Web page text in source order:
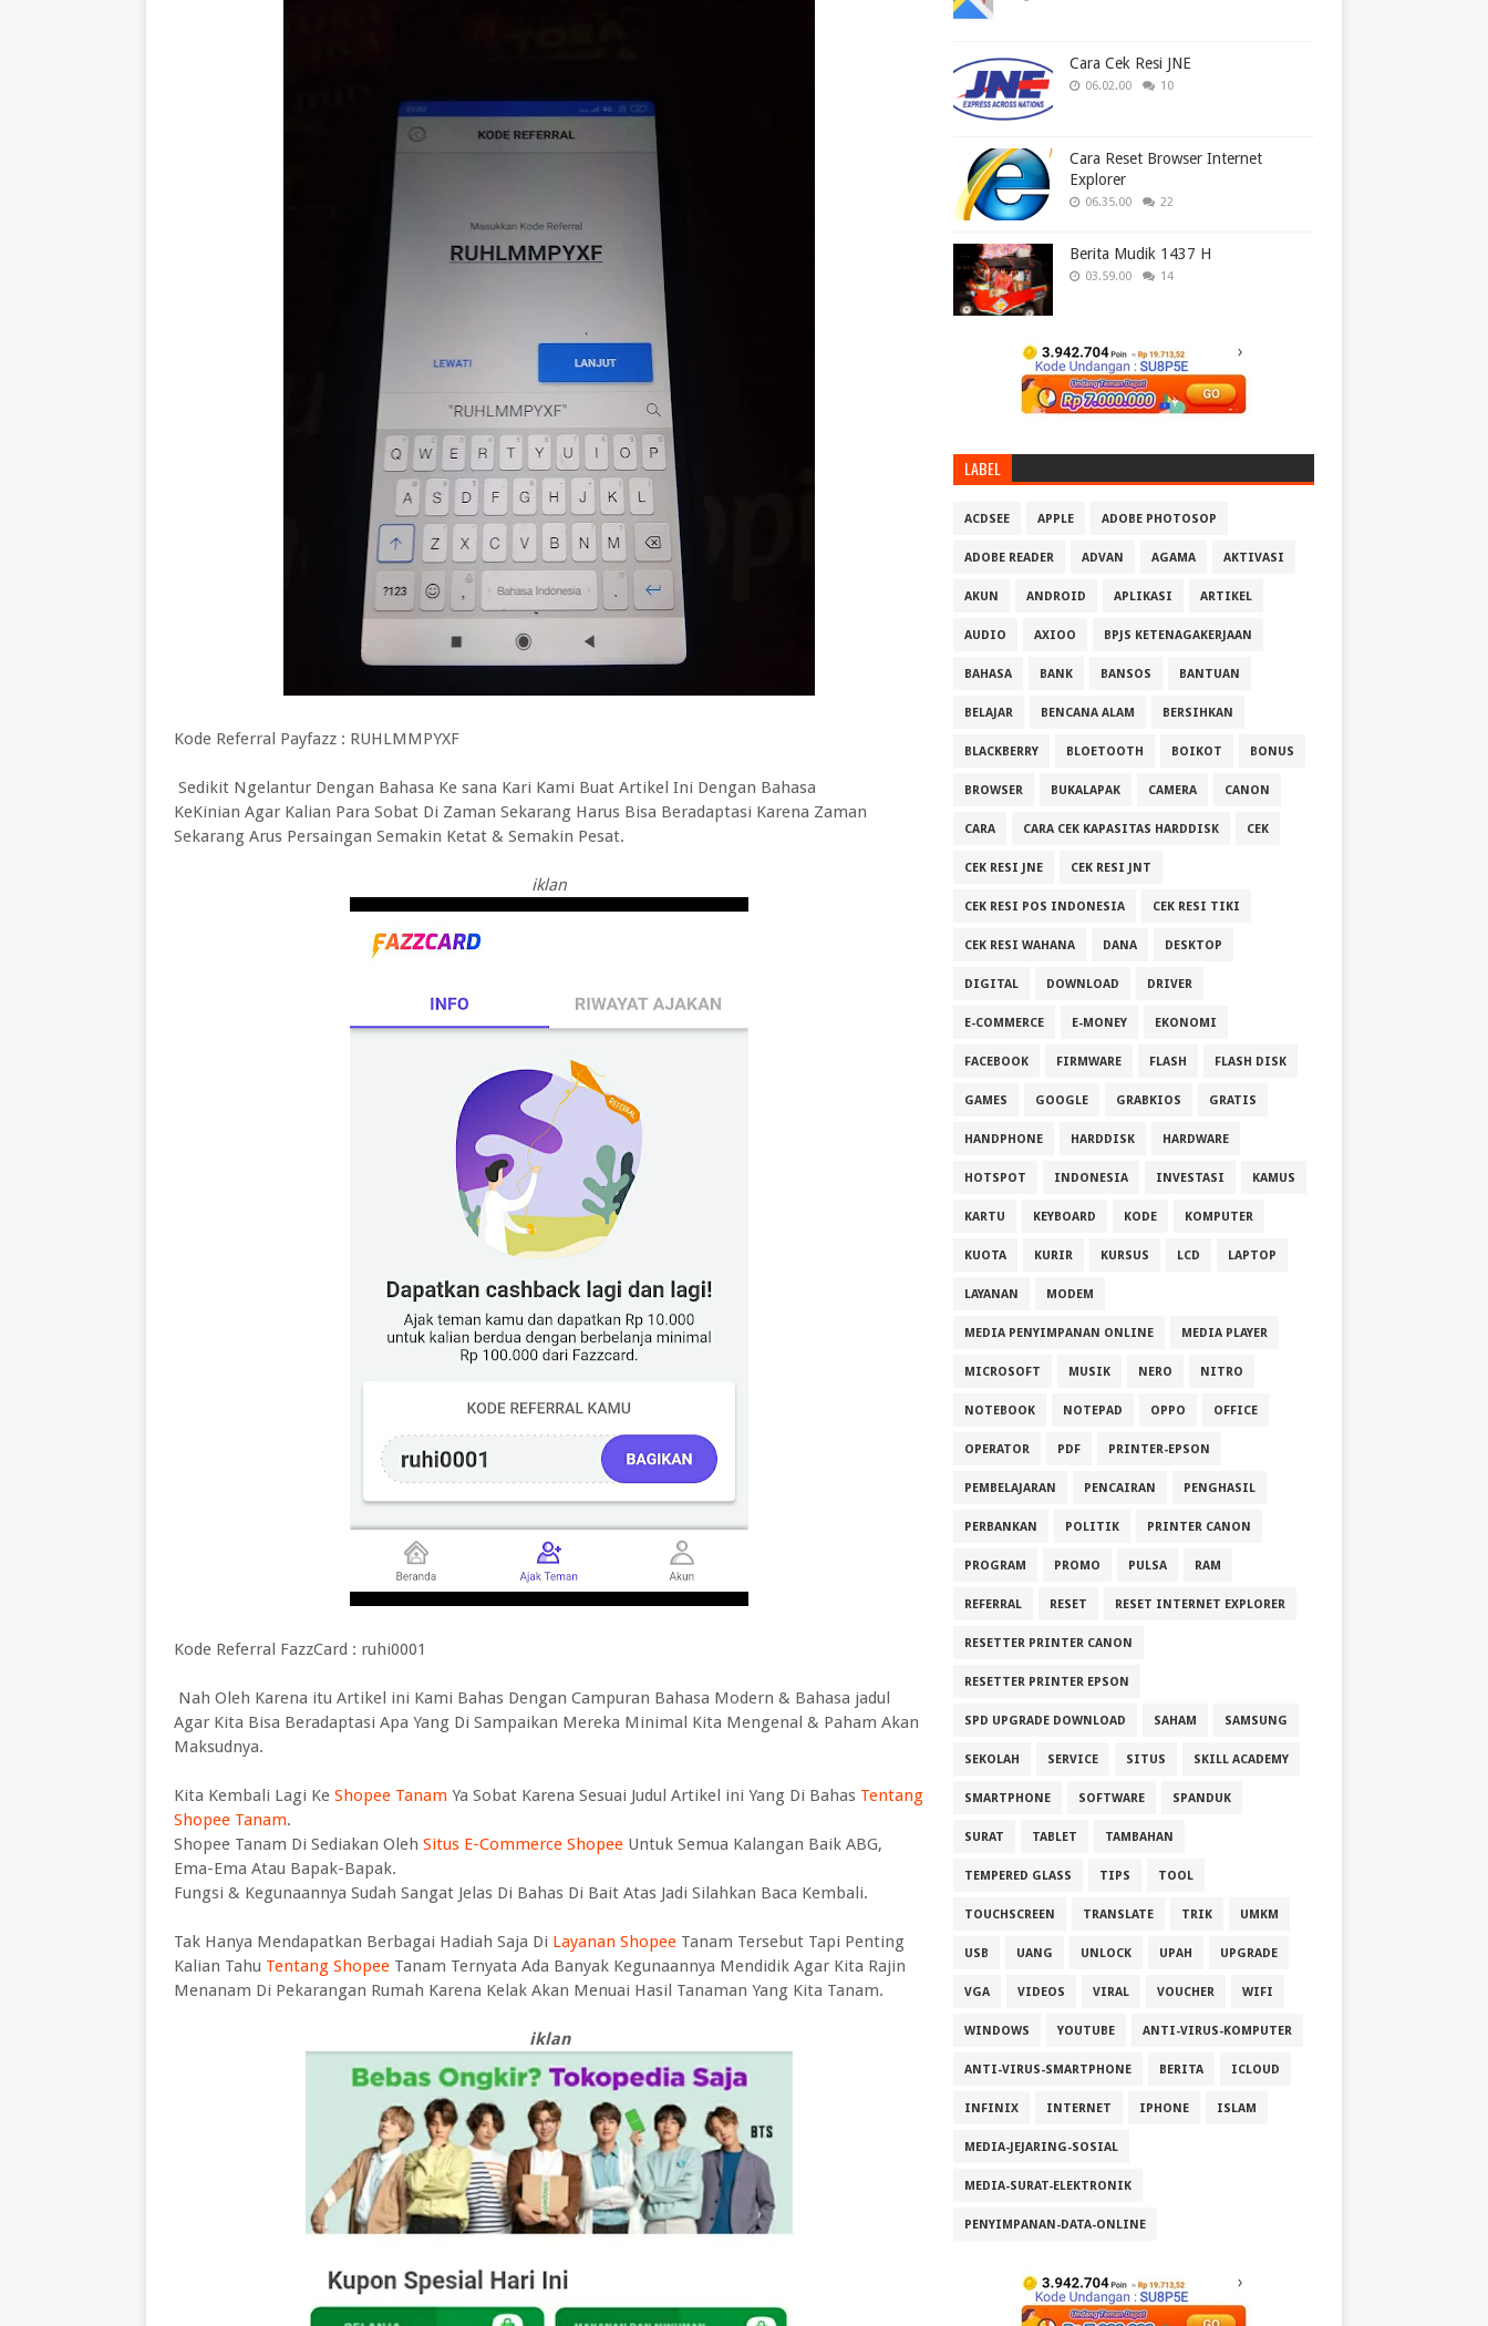
Kode Referral Payfazz : RUHLMMPYXF
Sedikit Ngelantur Dengan Bahasa Ke sana Kari Kami Buat Artikel Ini Dengan Bahasa
KeKinian Agar Kalian Para Sobat Di Zaman Sekarang Harus Bisa Beradaptasi Karena Zaman
Sekarang Arus Persaingan Semakin Ketat & Semakin Pesat.
iklan
Kode Referral FazzCard : ruhi0001
Nah Oleh Karena itu Artikel ini Kami Bahas Dengan Campuran Bahasa Modern & Bahasa jadul
Agar Kita Bisa Beradaptasi Apa Yang Di Sampaikan Mereka Minimal Kita Mengenal & Paham Akan
Maksudnya.
Kita Kembali Lagi Ke Shopee Tanam Ya Sobat Karena Sesuai Judul Artikel ini Yang Di Bahas Tentang
Shopee Tanam.
Shopee Tanam Di Sediakan Oleh Situs E-Commerce Shopee Untuk Semua Kalangan Baik ABG,
Ema-Ema Atau Bapak-Bapak.
Fungsi & Kegunaannya Sudah Sangat Jelas Di Bahas Di Bait Atas Jadi Silahkan Baca Kembali.
Tak Hanya Mendapatkan Berbagai Hadiah Saja Di Layanan Shopee Tanam Tersebut Tapi Penting
Kalian Tahu Tentang Shopee Tanam Ternyata Ada Banyak Kegunaannya Mendidik Agar Kita Rajin
Menanam Di Pekarangan Rumah Karena Kelak Akan Menuai Hasil Tanaman Yang Kita Tanam.
iklan
Cara Cek Resi JNE
06.02.00 10
Cara Reset Browser Internet
Explorer
06.35.00 22
Berita Mudik 1437 H
03.59.00 14
LABEL
ACDSEE APPLE ADOBE PHOTOSOP
ADOBE READER ADVAN AGAMA AKTIVASI
AKUN ANDROID APLIKASI ARTIKEL
AUDIO AXIOO BPJS KETENAGAKERJAAN
BAHASA BANK BANSOS BANTUAN
BELAJAR BENCANA ALAM BERSIHKAN
BLACKBERRY BLOETOOTH BOIKOT BONUS
BROWSER BUKALAPAK CAMERA CANON
CARA CARA CEK KAPASITAS HARDDISK CEK
CEK RESI JNE CEK RESI JNT
CEK RESI POS INDONESIA CEK RESI TIKI
CEK RESI WAHANA DANA DESKTOP
DIGITAL DOWNLOAD DRIVER
E-COMMERCE E-MONEY EKONOMI
FACEBOOK FIRMWARE FLASH FLASH DISK
GAMES GOOGLE GRABKIOS GRATIS
HANDPHONE HARDDISK HARDWARE
HOTSPOT INDONESIA INVESTASI KAMUS
KARTU KEYBOARD KODE KOMPUTER
KUOTA KURIR KURSUS LCD LAPTOP
LAYANAN MODEM
MEDIA PENYIMPANAN ONLINE MEDIA PLAYER
MICROSOFT MUSIK NERO NITRO
NOTEBOOK NOTEPAD OPPO OFFICE
OPERATOR PDF PRINTER-EPSON
PEMBELAJARAN PENCAIRAN PENGHASIL
PERBANKAN POLITIK PRINTER CANON
PROGRAM PROMO PULSA RAM
REFERRAL RESET RESET INTERNET EXPLORER
RESETTER PRINTER CANON
RESETTER PRINTER EPSON
SPD UPGRADE DOWNLOAD SAHAM SAMSUNG
SEKOLAH SERVICE SITUS SKILL ACADEMY
SMARTPHONE SOFTWARE SPANDUK
SURAT TABLET TAMBAHAN
TEMPERED GLASS TIPS TOOL
TOUCHSCREEN TRANSLATE TRIK UMKM
USB UANG UNLOCK UPAH UPGRADE
VGA VIDEOS VIRAL VOUCHER WIFI
WINDOWS YOUTUBE ANTI-VIRUS-KOMPUTER
ANTI-VIRUS-SMARTPHONE BERITA ICLOUD
INFINIX INTERNET IPHONE ISLAM
MEDIA-JEJARING-SOSIAL
MEDIA-SURAT-ELEKTRONIK
PENYIMPANAN-DATA-ONLINE